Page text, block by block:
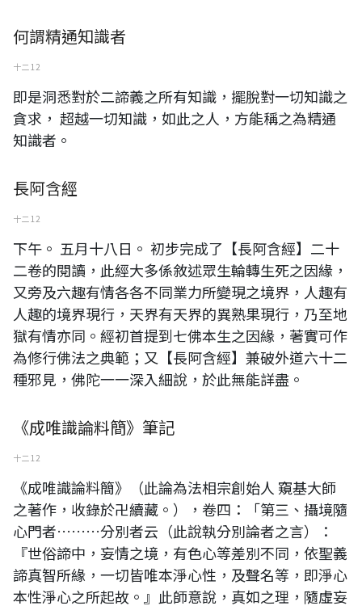
何謂精通知識者
十二 12
即是洞悉對於二諦義之所有知識，擺脫對一切知識之
貪求， 超越一切知識，如此之人，方能稱之為精通
知識者。
長阿含經
十二 12
下午。 五月十八日。 初步完成了【長阿含經】二十
二卷的閱讀，此經大多係敘述眾生輪轉生死之因緣，
又旁及六趣有情各各不同業力所變現之境界，人趣有
人趣的境界現行，天界有天界的異熟果現行，乃至地
獄有情亦同。經初首提到七佛本生之因緣，著實可作
為修行佛法之典範；又【長阿含經】兼破外道六十二
種邪見，佛陀一一深入細說，於此無能詳盡。
《成唯識論料簡》筆記
十二 12
《成唯識論料簡》（此論為法相宗創始人 窺基大師
之著作，收錄於卍續藏。），卷四：「第三、攝境隨
心門者………分別者云（此說執分別論者之言）：
『世俗諦中，妄情之境，有色心等差別不同，依聖義
諦真智所緣，一切皆唯本淨心性，及聲名等，即淨心
本性淨心之所起故。』此師意說，真如之理，隨虛妄